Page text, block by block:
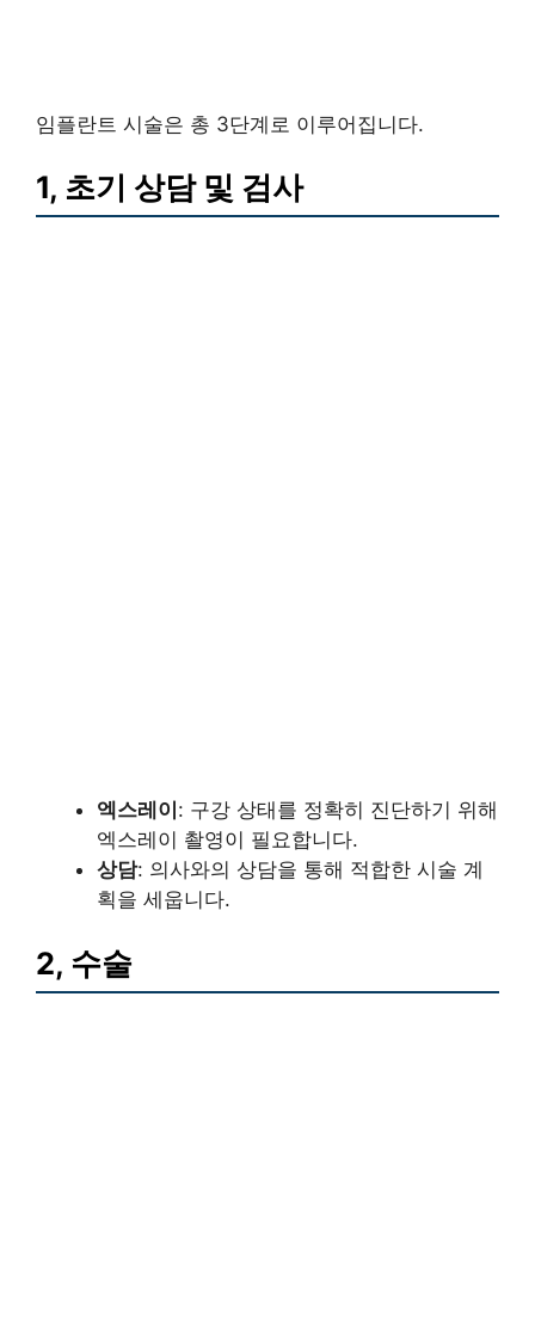
임플란트 시술은 총 3단계로 이루어집니다.
1, 초기 상담 및 검사
엑스레이 : 구강 상태를 정확히 진단하기 위해
엑스레이 촬영이 필요합니다.
상담: 의사와의 상담을 통해 적합한 시술 계
획을 세웁니다.
2, 수술